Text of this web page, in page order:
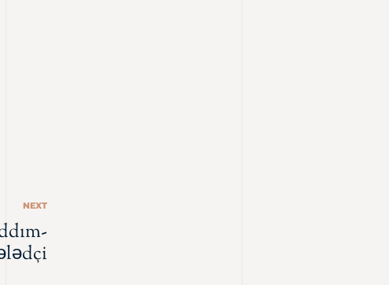
NEXT